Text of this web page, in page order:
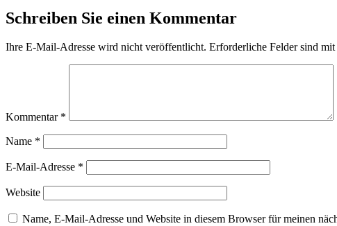
Schreiben Sie einen Kommentar
Ihre E-Mail-Adresse wird nicht veröffentlicht. Erforderliche Felder sind mit
Kommentar *
Name *
E-Mail-Adresse *
Website
Name, E-Mail-Adresse und Website in diesem Browser für meinen